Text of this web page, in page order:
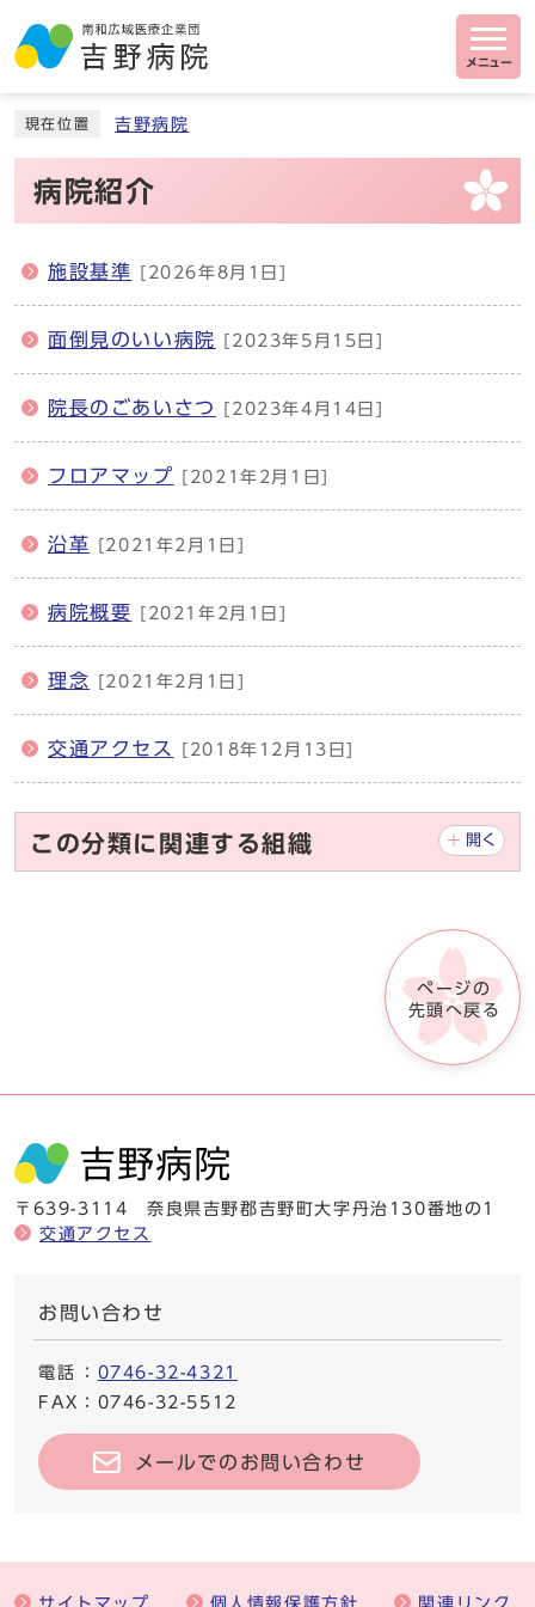
メニュー
現在位置 吉野病院
病院紹介
施設基準 [2026年8月1日]
面倒見のいい病院 [2023年5月15日]
院長のごあいさつ [2023年4月14日]
フロアマップ [2021年2月1日]
沿革 [2021年2月1日]
病院概要 [2021年2月1日]
理念 [2021年2月1日]
交通アクセス [2018年12月13日]
この分類に関連する組織 開く
ページの
先頭へ戻る
〒639-3114 奈良県吉野郡吉野町大字丹治130番地の1
交通アクセス
お問い合わせ
電話 ： 0746-32-4321
FAX ：0746-32-5512
メールでのお問い合わせ
サイトマップ 個人情報保護方針 関連リンク